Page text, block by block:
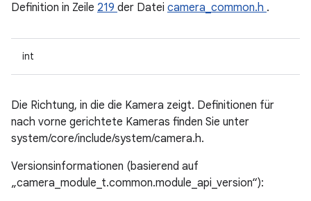
Definition in Zeile 219 der Datei camera_common.h .
int
Die Richtung, in die die Kamera zeigt. Definitionen für
nach vorne gerichtete Kameras finden Sie unter
system/core/include/system/camera.h.
Versionsinformationen (basierend auf
„camera_module_t.common.module_api_version“):